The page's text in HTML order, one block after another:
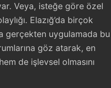
Veya, isteğe göre özel
Elazığ’da birçok
gerçekten uygulamada bu
göz atarak, en
de işlevsel olmasını